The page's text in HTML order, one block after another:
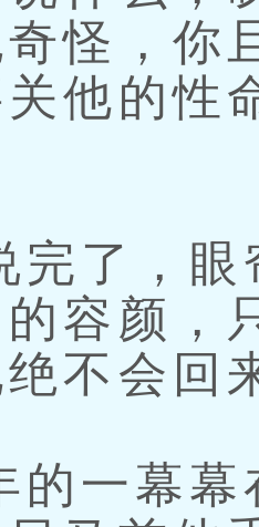
怪，你
他的性
了，眼
容颜，
不会回
一幕幕